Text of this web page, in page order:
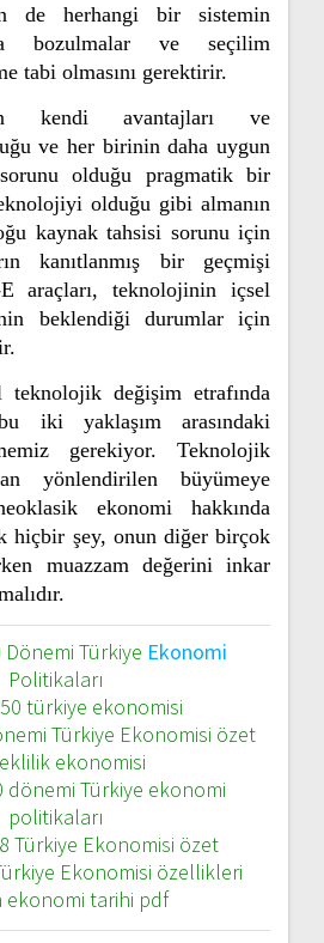
de herhangi bir sistemin
bozulmalar ve seçilim
tabi olmasını gerektirir.
kendi avantajları ve
ve her birinin daha uygun
olduğu pragmatik bir
olduğu gibi almanın
kaynak tahsisi sorunu için
kanıtlanmış bir geçmişi
araçları, teknolojinin içsel
beklendiği durumlar için
değişim etrafında
bu iki yaklaşım arasındaki
gerekiyor. Teknolojik
yönlendirilen büyümeye
ekonomi hakkında
hiçbir şey, onun diğer birçok
muazzam değerini inkar
Dönemi Türkiye Ekonomi
Politikaları
türkiye ekonomisi
Türkiye Ekonomisi özet
ekonomisi
dönemi Türkiye ekonomi
politikaları
Türkiye Ekonomisi özet
Ekonomisi özellikleri
ekonomi tarihi pdf